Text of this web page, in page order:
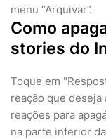
menu “Arquivar”.
Como
stories do
Toque em
reação que deseja
reações para
na parte inferior